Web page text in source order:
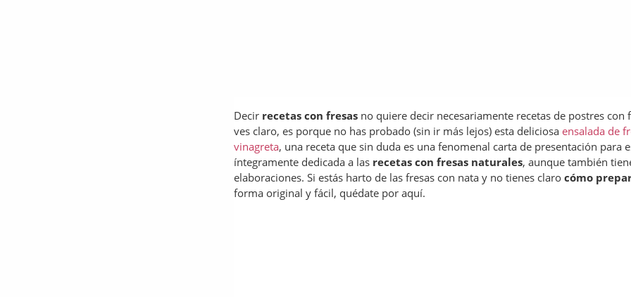
Decir recetas con fresas no quiere decir necesariamente recetas de postres con
ves claro, es porque no has probado (sin ir más lejos) esta deliciosa ensalada de
vinagreta, una receta que sin duda es una fenomenal carta de presentación para
íntegramente dedicada a las recetas con fresas naturales, aunque también
elaboraciones. Si estás harto de las fresas con nata y no tienes claro cómo
forma original y fácil, quédate por aquí.